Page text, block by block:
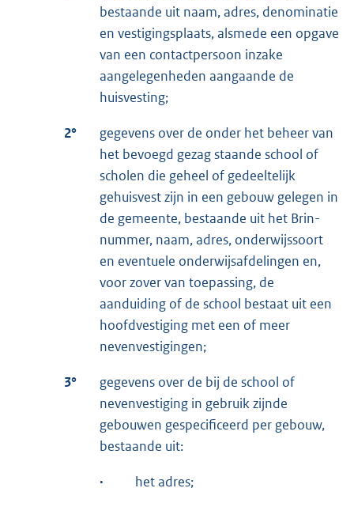
bestaande uit naam, adres, denominatie
en vestigingsplaats, alsmede een opgave
van een contactpersoon inzake
aangelegenheden aangaande de
huisvesting;
2°
gegevens over de onder het beheer van
het bevoegd gezag staande school of
scholen die geheel of gedeeltelijk
gehuisvest zijn in een gebouw gelegen in
de gemeente, bestaande uit het Brin-
nummer, naam, adres, onderwijssoort
en eventuele onderwijsafdelingen en,
voor zover van toepassing, de
aanduiding of de school bestaat uit een
hoofdvestiging met een of meer
nevenvestigingen;
3°
gegevens over de bij de school of
nevenvestiging in gebruik zijnde
gebouwen gespecificeerd per gebouw,
bestaande uit:
· het adres;